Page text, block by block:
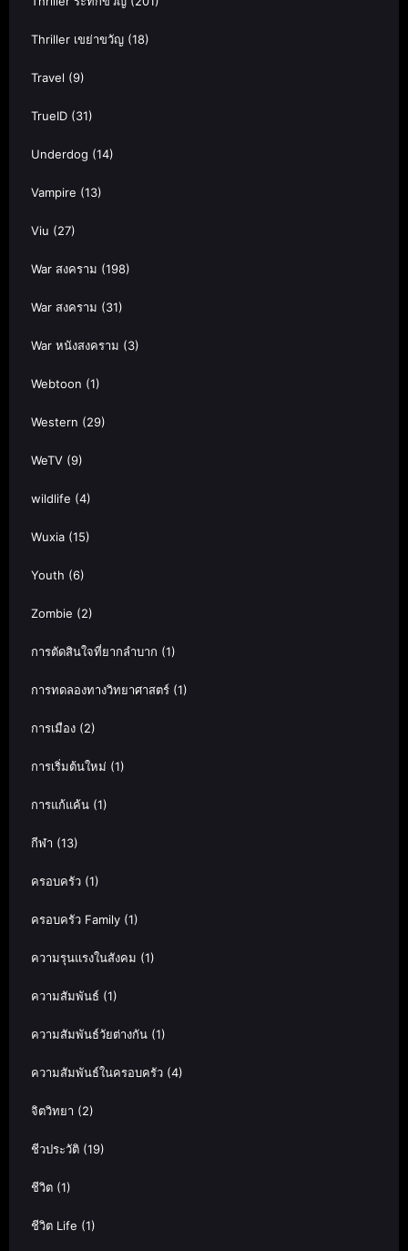
Thriller เขย่าขวัญ (18)
Travel (9)
TrueID (31)
Underdog (14)
Vampire (13)
Viu (27)
War สงคราม (198)
War สงคราม (31)
War หนังสงคราม (3)
Webtoon (1)
Western (29)
WeTV (9)
wildlife (4)
Wuxia (15)
Youth (6)
Zombie (2)
การตัดสินใจที่ยากลำบาก (1)
การทดลองทางวิทยาศาสตร์ (1)
การเมือง (2)
การเริ่มต้นใหม่ (1)
การแก้แค้น (1)
กีฬา (13)
ครอบครัว (1)
ครอบครัว Family (1)
ความรุนแรงในสังคม (1)
ความสัมพันธ์ (1)
ความสัมพันธ์วัยต่างกัน (1)
ความสัมพันธ์ในครอบครัว (4)
จิตวิทยา (2)
ชีวประวัติ (19)
ชีวิต (1)
ชีวิต Life (1)